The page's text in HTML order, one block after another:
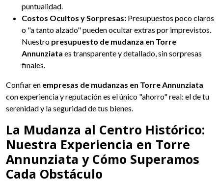
puntualidad.
Costos Ocultos y Sorpresas: Presupuestos poco claros
o "a tanto alzado" pueden ocultar extras por imprevistos.
Nuestro presupuesto de mudanza en Torre
Annunziata es transparente y detallado, sin sorpresas
finales.
Confiar en empresas de mudanzas en Torre Annunziata
con experiencia y reputación es el único "ahorro" real: el de tu
serenidad y la seguridad de tus bienes.
La Mudanza al Centro Histórico:
Nuestra Experiencia en Torre
Annunziata y Cómo Superamos
Cada Obstáculo